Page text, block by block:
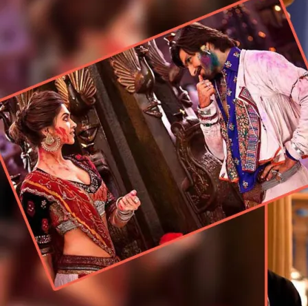
के
लिए
परफेक्ट
हैं
इन
एक्टर्स
के
ये
इंडो
वेस्टर्न
लुक,
देखें
फोटोज